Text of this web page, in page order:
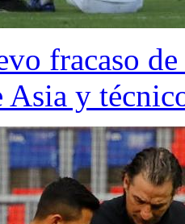
fracaso
Asia y